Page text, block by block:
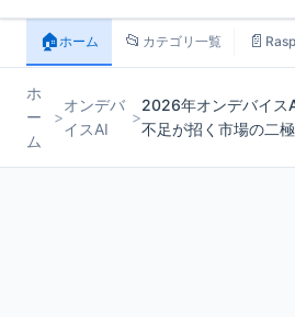
🏠ホーム 📂 カテゴリ一覧 📄
ホ
ー
ム
>
オンデバ
イスAI
>
2026年オンデバイス
不足が招く市場の二